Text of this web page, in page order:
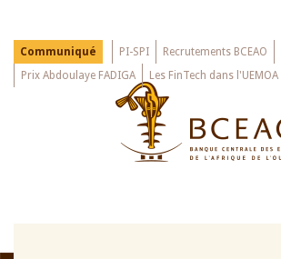
mainMenu
Top
Communiqué PI-SPI Recrutements BCEAO
Prix Abdoulaye FADIGA
Les FinTech dans l'UEMOA